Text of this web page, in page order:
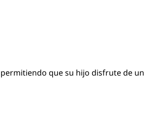
que su hijo disfrute de un